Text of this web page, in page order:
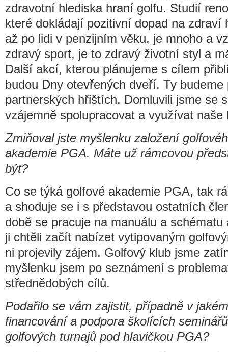
zdravotní hlediska hraní golfu. Studií
které dokládají pozitivní dopad na zdraví
až po lidi v penzijním věku, je mnoho a
zdravý sport, je to zdravý životní styl a
Další akcí, kterou plánujeme s cílem
budou Dny otevřených dveří. Ty budeme
partnerských hřištích. Domluvili jsme se
vzájemně spolupracovat a využívat naše
Zmiňoval jste myšlenku založení
akademie PGA. Máte už rámcovou
být?
Co se týká golfové akademie PGA, tak
a shoduje se i s představou ostatních
době se pracuje na manuálu a
ji chtěli začít nabízet vytipovaným
ni projevily zájem. Golfový klub jsme
myšlenku jsem po seznámení s
střednědobých cílů.
Podařilo se vám zajistit, případně v
financování a podpora školících
golfových turnajů pod hlavičkou PGA?